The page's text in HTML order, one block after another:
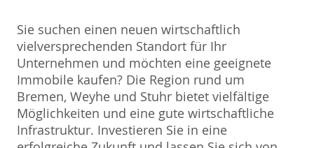
Sie suchen einen neuen wirtschaftlich
vielversprechenden Standort für Ihr
Unternehmen und möchten eine geeignete
Immobile kaufen? Die Region rund um
Bremen, Weyhe und Stuhr bietet vielfältige
Möglichkeiten und eine gute wirtschaftliche
Infrastruktur. Investieren Sie in eine